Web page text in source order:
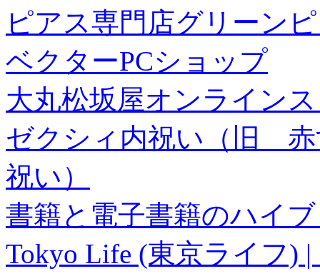
ピアス専門店グリーン
ベクターPCショップ
大丸松坂屋オンライン
ゼクシィ内祝い（旧 赤
祝い）
書籍と電子書籍のハイ
Tokyo Life (東京ライフ)